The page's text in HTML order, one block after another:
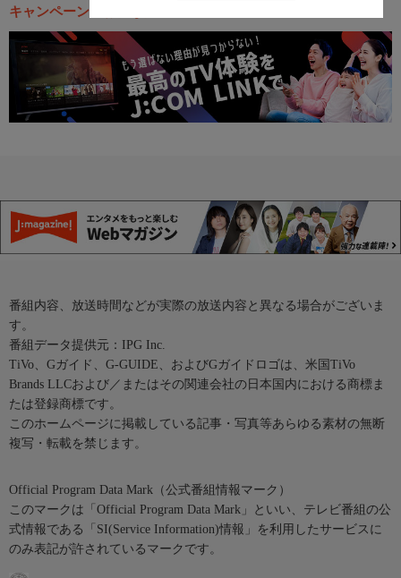
キャンペーン・お得な情報
番組内容、放送時間などが実際の放送内容と異なる場合がございま
す。
番組データ提供元：IPG Inc.
TiVo、Gガイド、G-GUIDE、およびGガイドロゴは、米国TiVo
Brands LLCおよび／またはその関連会社の日本国内における商標ま
たは登録商標です。
このホームページに掲載している記事・写真等あらゆる素材の無断
複写・転載を禁じます。
Official Program Data Mark（公式番組情報マーク）
このマークは「Official Program Data Mark」といい、テレビ番組の公
式情報である「SI(Service Information)情報」を利用したサービスに
のみ表記が許されているマークです。